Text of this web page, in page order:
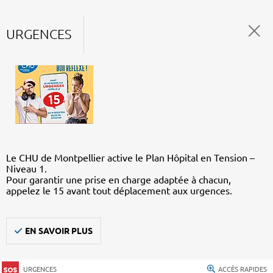
URGENCES
Le CHU de Montpellier active le Plan Hôpital en Tension –
Niveau 1.
Pour garantir une prise en charge adaptée à chacun,
appelez le 15 avant tout déplacement aux urgences.
EN SAVOIR PLUS
URGENCES ACCÈS RAPIDES